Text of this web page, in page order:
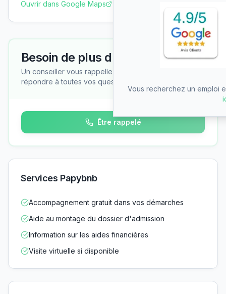
Ouvrir dans Google Maps
Besoin de plus d'informations ?
Un conseiller vous rappelle gratuitement pour
répondre à toutes vos questions
Être rappelé
Services Papybnb
Accompagnement gratuit dans vos démarches
Aide au montage du dossier d'admission
Information sur les aides financières
Visite virtuelle si disponible
Vous recherchez un emploi